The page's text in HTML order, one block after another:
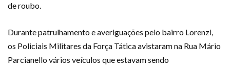
de roubo.
Durante patrulhamento e averiguações pelo bairro Lorenzi,
os Policiais Militares da Força Tática avistaram na Rua Mário
Parcianello vários veículos que estavam sendo